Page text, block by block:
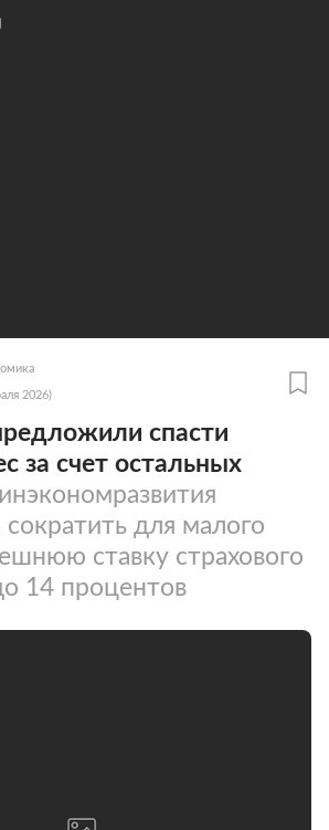
2026)
спасти
за счет остальных
для малого
ставку страхового
14 процентов